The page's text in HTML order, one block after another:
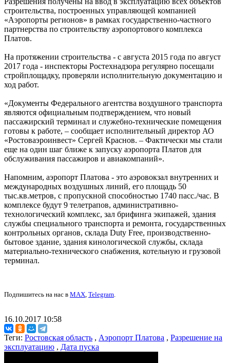
строительства, построенных управляющей компанией
«Аэропорты регионов» в рамках государственно-частного
партнерства по строительству аэропортового комплекса
Платов.
На протяжении строительства - с августа 2015 года по август
2017 года - инспекторы Ростехнадзора регулярно посещали
стройплощадку, проверяли исполнительную документацию и
ход работ.
«Документы Федерального агентства воздушного транспорта
являются официальным подтверждением, что новый
пассажирский терминал и служебно-технические помещения
готовы к работе, – сообщает исполнительный директор АО
«Ростоваэроинвест» Сергей Краснов. – Фактически мы стали
еще на один шаг ближе к запуску аэропорта Платов для
обслуживания пассажиров и авиакомпаний».
Напомним, аэропорт Платова - это аэровокзал внутренних и
международных воздушных линий, его площадь 50
тыс.кв.метров, с пропускной способностью 1740 пасс./час. В
комплексе будут 9 телетрапов, административно-
технологический комплекс, зал брифинга экипажей, здания
службы специального транспорта и ремонта, государственных
контрольных органов, склада Duty Free, производственно-
бытовое здание, здания кинологической службы, склада
материально-технического снабжения, котельную и грузовой
терминал.
Подпишитесь на нас в MAX, Telegram.
16.10.2017 10:58
Теги: Ростовская область , Аэропорт Платова , Разрешение на
эксплуатацию , Дата пуска